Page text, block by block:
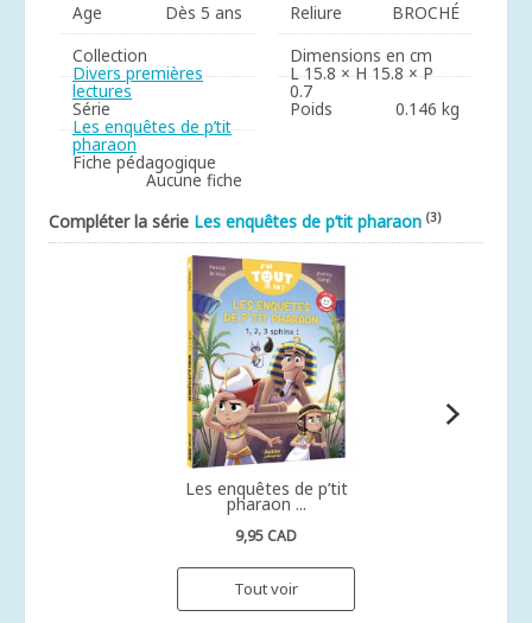
Age
Dès 5 ans
Collection
Divers premières
lectures
Série
Les enquêtes de p’tit
pharaon
Fiche pédagogique
Aucune fiche
Reliure
BROCHÉ
Dimensions en cm
L 15.8 × H 15.8 × P
0.7
Poids 0.146 kg
Compléter la série Les enquêtes de p’tit pharaon (3)
Les enquêtes de p’tit
pharaon ...
9,95 CAD
Tout voir